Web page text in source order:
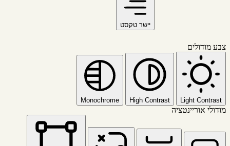
יישר טקסט
צבע מודולים
Light Contrast
High Contrast
Monochrome
מודולי אוריינטציה